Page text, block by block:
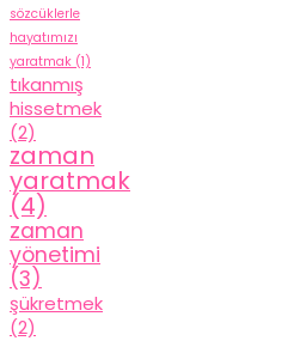
sözcüklerle
hayatımızı
yaratmak (1)
tıkanmış
hissetmek
(2)
zaman
yaratmak
(4)
zaman
yönetimi
(3)
şükretmek
(2)